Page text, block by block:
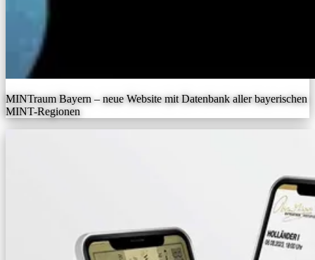
MINTraum Bayern – neue Website mit Datenbank aller bayerischen
MINT-Regionen